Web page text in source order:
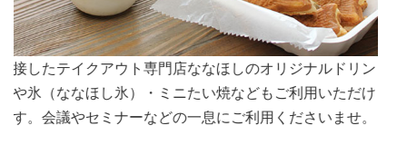
会議スペースは大きな窓から明るい日差しが入り込みま
す。